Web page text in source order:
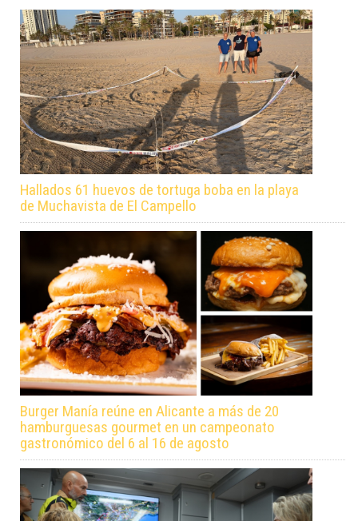
Hallados 61 huevos de tortuga boba en la playa
de Muchavista de El Campello
Burger Manía reúne en Alicante a más de 20
hamburguesas gourmet en un campeonato
gastronómico del 6 al 16 de agosto